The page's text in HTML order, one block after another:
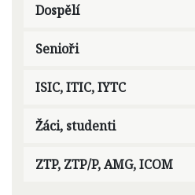
Dospělí
Senioři
ISIC, ITIC, IYTC
Žáci, studenti
ZTP, ZTP/P, AMG, ICOM